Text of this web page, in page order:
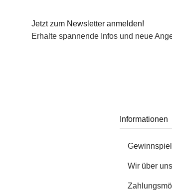
Jetzt zum Newsletter anmelden!
Erhalte spannende Infos und neue
Informationen
Wir über uns